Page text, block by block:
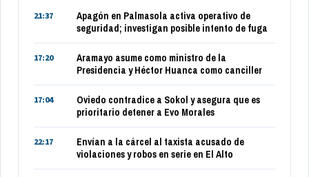
21:37
Apagón en Palmasola activa operativo de
seguridad; investigan posible intento de fuga
17:20
Aramayo asume como ministro de la
Presidencia y Héctor Huanca como canciller
17:04
Oviedo contradice a Sokol y asegura que es
prioritario detener a Evo Morales
22:17
Envían a la cárcel al taxista acusado de
violaciones y robos en serie en El Alto